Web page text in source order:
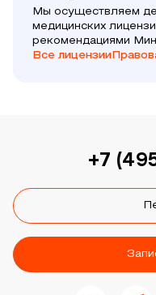
Мы осуществляем
медицинских
рекомендациями
Все лицензии
+7